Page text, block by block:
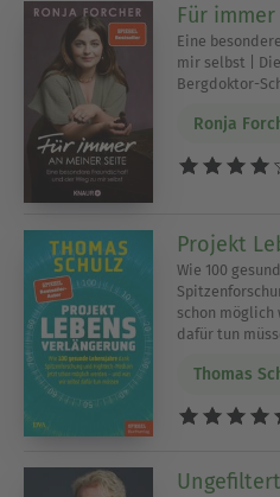
Für
Eine
mir selbst |
Bergdoktor-
Ronja
Projekt
Wie 100
schon möglich
dafür tun
Thomas
Ungefiltert